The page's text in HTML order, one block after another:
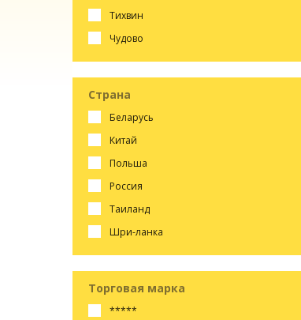
тихвин
чудово
Страна
беларусь
китай
польша
россия
таиланд
шри-ланка
Торговая марка
*****